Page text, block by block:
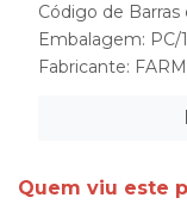
Código de
Embalagem: PC/1
Fabricante:
Quem viu este